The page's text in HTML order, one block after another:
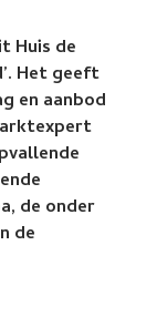
Huis de
Het geeft
en aanbod
de onder
de